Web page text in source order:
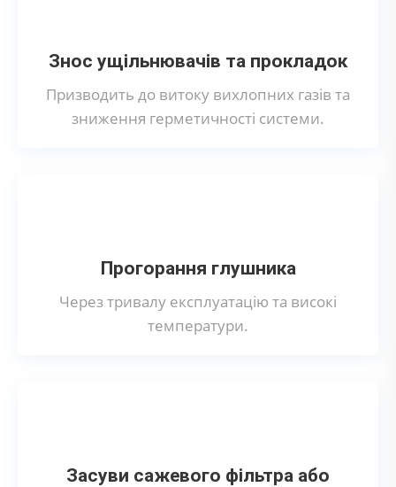
Знос ущільнювачів та прокладок
Призводить до витоку вихлопних газів та
зниження герметичності системи.
Прогорання глушника
Через тривалу експлуатацію та високі
температури.
Засуви сажевого фільтра або